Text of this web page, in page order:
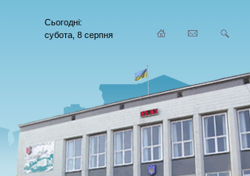
Сьогодні:
субота, 8 серпня